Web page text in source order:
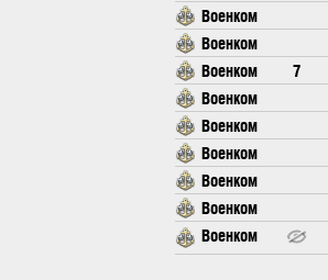
Военком
Военком
Военком
7
Военком
Военком
Военком
Военком
Военком
Военком